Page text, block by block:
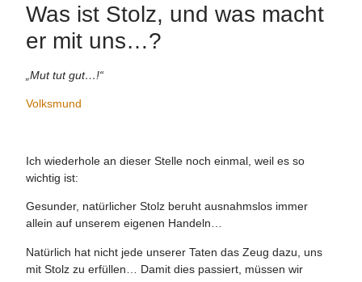
Was ist Stolz, und was macht
er mit uns…?
„Mut tut gut…!“
Volksmund
Ich wiederhole an dieser Stelle noch einmal, weil es so
wichtig ist:
Gesunder, natürlicher Stolz beruht ausnahmslos immer
allein auf unserem eigenen Handeln…
Natürlich hat nicht jede unserer Taten das Zeug dazu, uns
mit Stolz zu erfüllen… Damit dies passiert, müssen wir